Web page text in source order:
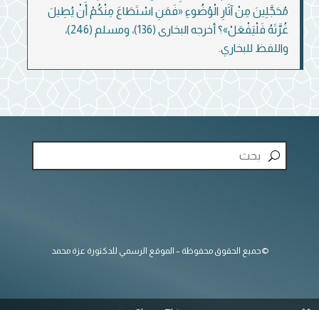
مُحَجَّلِينَ مِنْ آثَارِ الْوُضُوءِ «فَمَنِ اسْتَطَاعَ مِنْكُمْ أَنْ يُطِيلَ
غُرَّتَهُ فَلْيَفْعَلْ»؟ أخرجه البخارى (136)، ومسلم (246)،
واللفظ للبخاري.
©جميع الحقوق محفوظة – الموقع الرسمي للدكتورة عزة محمد